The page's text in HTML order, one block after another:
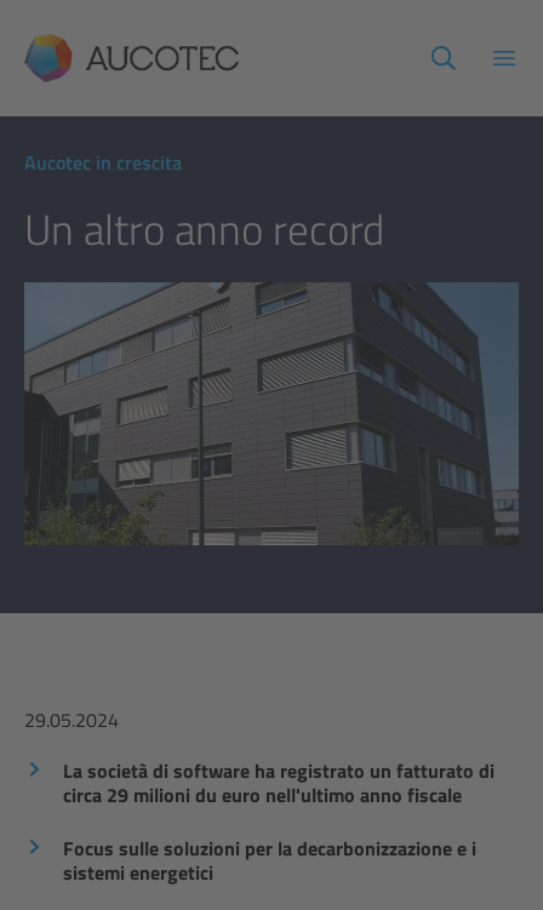
AUCOTEC
Apri
Aucotec in crescita
Un altro anno record
29.05.2024
La società di software ha registrato un fatturato di
circa 29 milioni du euro nell'ultimo anno fiscale
Focus sulle soluzioni per la decarbonizzazione e i
sistemi energetici